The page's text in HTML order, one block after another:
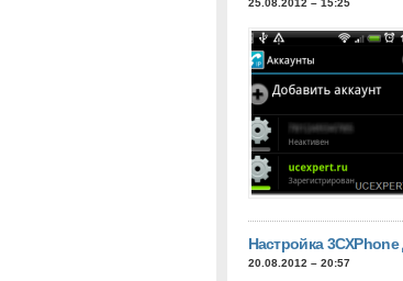
25.08.2012 – 15:25
Настройка
20.08.2012 – 20:57